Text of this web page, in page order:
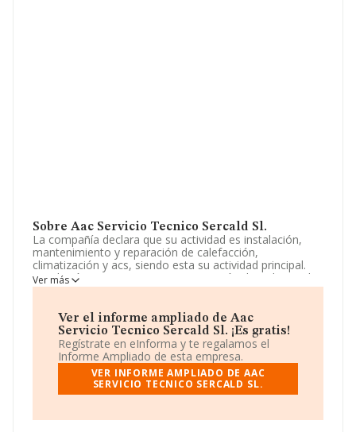
Sobre Aac Servicio Tecnico Sercald Sl.
La compañía declara que su actividad es instalación,
mantenimiento y reparación de calefacción,
climatización y acs, siendo esta su actividad principal.
instalación, mantenimiento y reparación de trabajos de
fontanería, gas, electricidad, frío industrial, albañilería y
distribución de piezas. La empresa está registrada como
Sociedad Limitada. La actividad de referencia CNAE
corresponde a 'Fontanería, instalaciones de sistemas de
calefacción y aire acondicionado', cuyo Código es 4322.
La sociedad no tiene actividad en mercados exteriores.
Para más información es posible contactar a través del
serviciotecnicosercald@gmail.com.
Ver más
Ver el informe ampliado de Aac
Servicio Tecnico Sercald Sl. ¡Es gratis!
Regístrate en eInforma y te regalamos el
Informe Ampliado de esta empresa.
VER INFORME AMPLIADO DE AAC
SERVICIO TECNICO SERCALD SL.